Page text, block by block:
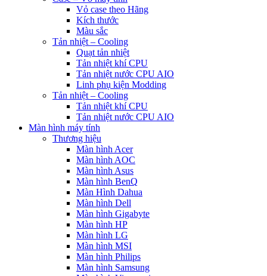
Vỏ case theo Hãng
Kích thước
Màu sắc
Tản nhiệt – Cooling
Quạt tản nhiệt
Tản nhiệt khí CPU
Tản nhiệt nước CPU AIO
Linh phụ kiện Modding
Tản nhiệt – Cooling
Tản nhiệt khí CPU
Tản nhiệt nước CPU AIO
Màn hình máy tính
Thương hiệu
Màn hình Acer
Màn hình AOC
Màn hình Asus
Màn hình BenQ
Màn Hình Dahua
Màn hình Dell
Màn hình Gigabyte
Màn hình HP
Màn hình LG
Màn hình MSI
Màn hình Philips
Màn hình Samsung